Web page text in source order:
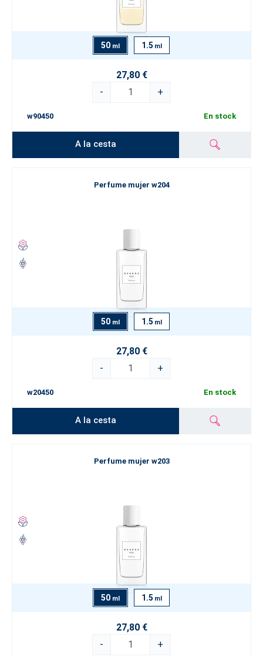
50 ml 1.5 ml
27,80 €
-
+
w90450 En stock
A la cesta
Perfume mujer w204
50 ml 1.5 ml
27,80 €
-
+
w20450 En stock
A la cesta
Perfume mujer w203
50 ml 1.5 ml
27,80 €
-
+